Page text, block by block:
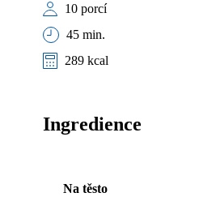
10 porcí
45 min.
289 kcal
Ingredience
Na těsto